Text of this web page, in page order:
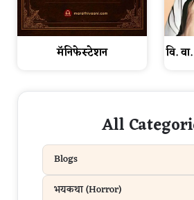
मॅनिफेस्टेशन वि.
All
Blogs
भयकथा (Horror)